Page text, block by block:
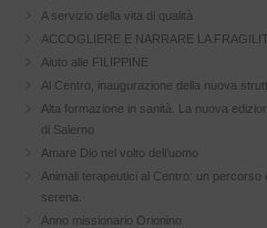
A servizio della vita di qualità
ACCOGLIERE E NARRARE LA
Aiuto alle FILIPPINE
Al Centro, inaugurazione della nuova
Alta formazione in sanità. La nuova
di Salerno
Amare Dio nel volto dell’uomo
Animali terapeutici al Centro: un
serena.
Anno missionario Orionino